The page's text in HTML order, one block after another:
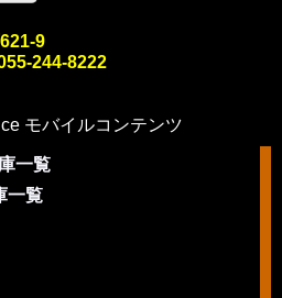
9
244-8222
モバイルコンテンツ
一覧
一覧